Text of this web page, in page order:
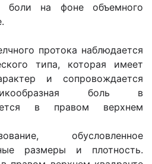
боли на фоне объемного
протока наблюдается
типа, которая имеет
и сопровождает­ся
боль в
в правом верхнем
обусловленное
размеры и плотность.